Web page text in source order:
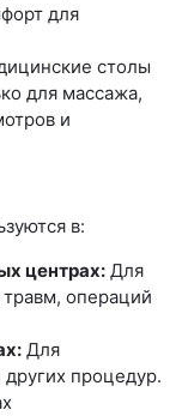
для
столы
для массажа,
и
в:
центрах: Для
операций
Для
процедур.